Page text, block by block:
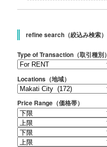
refine search（絞込み検索）
Type of Transaction（取引種別）
Locations（地域）
Price Range（価格帯）